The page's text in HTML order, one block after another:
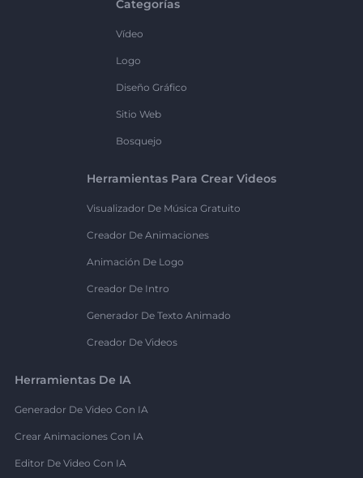
Categorías
Vídeo
Logo
Diseño Gráfico
Sitio Web
Bosquejo
Herramientas Para Crear Videos
Visualizador De Música Gratuito
Creador De Animaciones
Animación De Logo
Creador De Intro
Generador De Texto Animado
Creador De Videos
Herramientas De IA
Generador De Video Con IA
Crear Animaciones Con IA
Editor De Video Con IA